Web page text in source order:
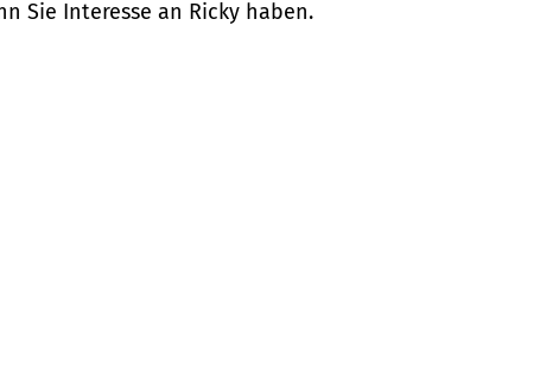
Sie Interesse an Ricky haben.